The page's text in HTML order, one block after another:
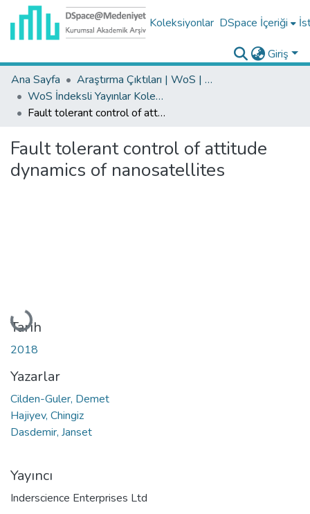
Koleksiyonlar DSpace İçeriği
Giriş
Ana Sayfa
Araştırma Çıktıları | WoS | Scopus | TR-Dizin | PubMed
WoS İndeksli Yayınlar Koleksiyonu
Fault tolerant control of attitude dynamics of nanosatellites
Fault tolerant control of attitude
dynamics of nanosatellites
Yükleniyor...
Tarih
2018
Yazarlar
Cilden-Guler, Demet
Hajiyev, Chingiz
Dasdemir, Janset
Yayıncı
Inderscience Enterprises Ltd